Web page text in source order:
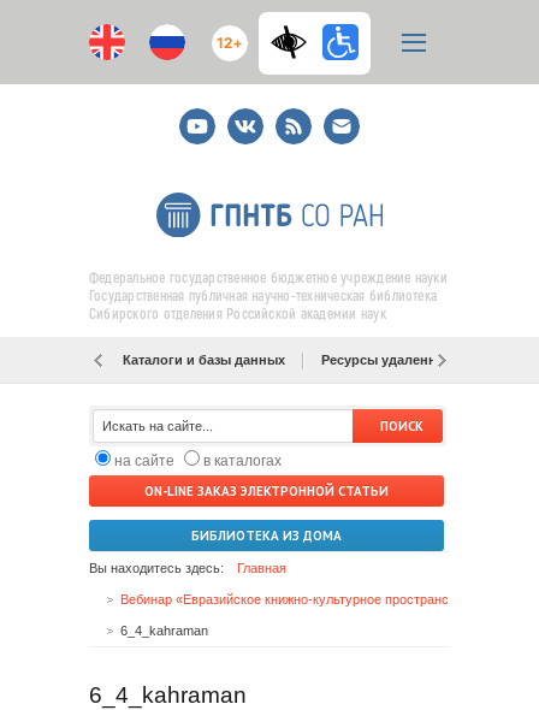
12+
YoutubeВКонтакте
RSS
E-
mail
подписка
Федеральное государственное бюджетное учреждение науки
Государственная публичная научно-техническая библиотека
Сибирского отделения Российской академии наук
Каталоги и базы данных Ресурсы удаленного доступа
на сайте
в каталогах
ON-LINE ЗАКАЗ ЭЛЕКТРОННОЙ СТАТЬИ
БИБЛИОТЕКА ИЗ ДОМА
Вы находитесь здесь: Главная
6_4_kahraman
6_4_kahraman